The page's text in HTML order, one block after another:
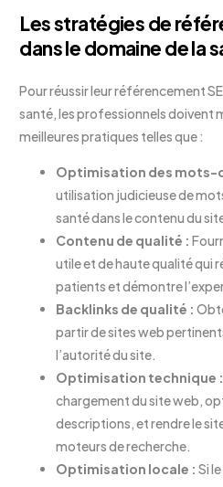
Les stratégies de
dans le domaine de la
Pour réussir leur référencement
santé, les professionnels doivent
meilleures pratiques telles que :
Optimisation des mots-
utilisation judicieuse de
santé dans le contenu du
Contenu de qualité :
utile et de haute qualité qui
patients et démontre
Backlinks de qualité :
partir de sites web
l’autorité du site.
Optimisation technique :
chargement du site web,
descriptions, et rendre le
moteurs de recherche.
Optimisation locale : Si